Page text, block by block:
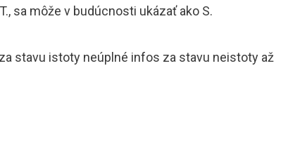
sa môže v budúcnosti ukázať ako S.
stavu istoty neúplné infos za stavu neistoty až